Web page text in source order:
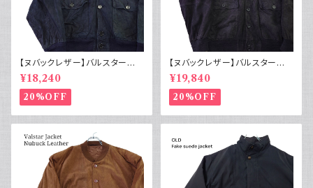
【ヌバックレザー】バルスター型
ブルゾンジャケット ユーロ古着
ヴィンテージ 紺
¥18,240
20%OFF
【ヌバックレザー】バルスター型
ブルゾンジャケット イタリア ヴィ
ンテージ 黒
¥19,840
20%OFF